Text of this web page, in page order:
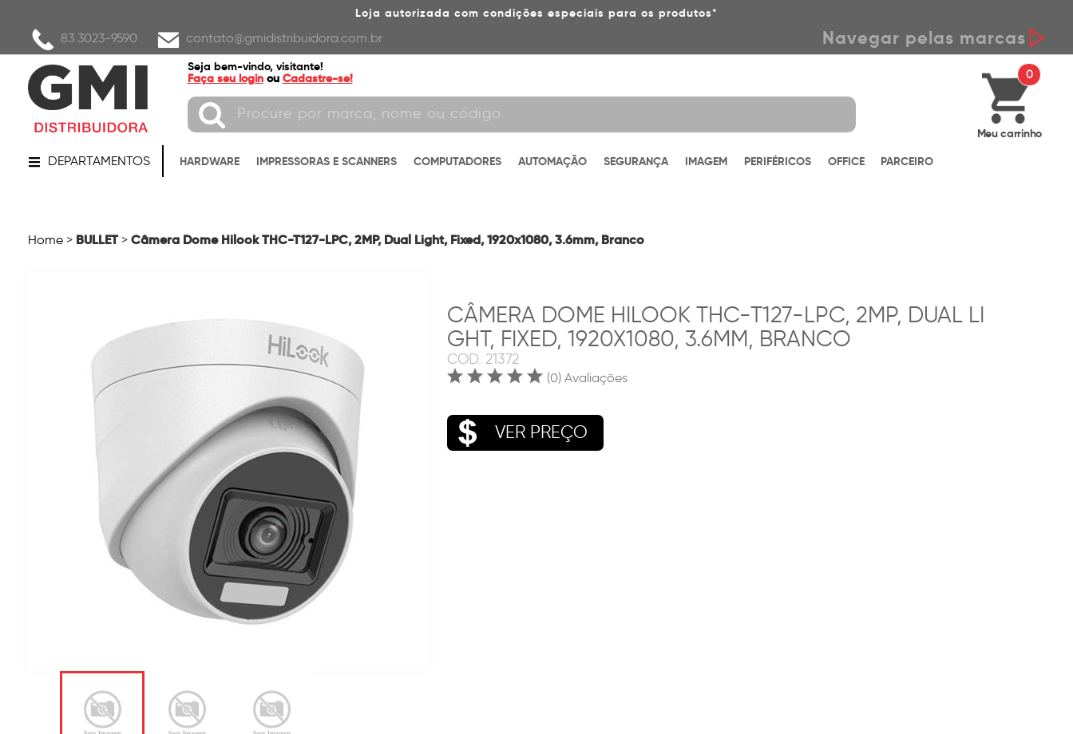
Loja autorizada com condições especiais para os produtos*
83 3023-9590 contato@gmidistribuidora.com.br Navegar pelas marcas
Seja bem-vindo, visitante!
Faça seu login ou Cadastre-se! 0
Meu carrinho
DEPARTAMENTOS HARDWARE IMPRESSORAS E SCANNERS COMPUTADORES AUTOMAÇÃO SEGURANÇA IMAGEM PERIFÉRICOS OFFICE PARCEIRO
Home > BULLET > Câmera Dome Hilook THC-T127-LPC, 2MP, Dual Light, Fixed, 1920x1080, 3.6mm, Branco
CÂMERA DOME HILOOK THC-T127-LPC, 2MP, DUAL LI
GHT, FIXED, 1920X1080, 3.6MM, BRANCO
COD. 21372
(0) Avaliações
VER PREÇO